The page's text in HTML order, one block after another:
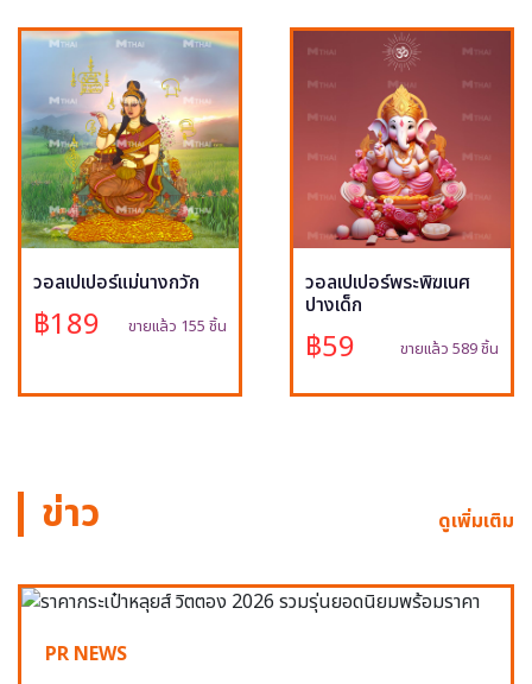
วอลเปเปอร์แม่นางกวัก
฿189 ขายแล้ว 155 ชิ้น
วอลเปเปอร์พระพิฆเนศ
ปางเด็ก
฿59 ขายแล้ว 589 ชิ้น
ข่าว ดูเพิ่มเติม
PR NEWS